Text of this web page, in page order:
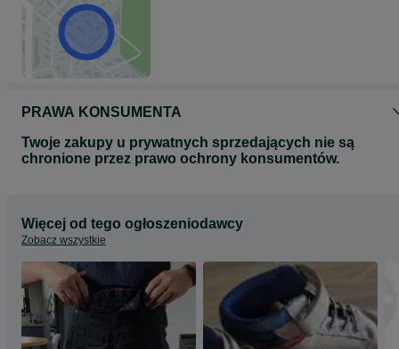
PRAWA KONSUMENTA
Twoje zakupy u prywatnych sprzedających nie są
chronione przez prawo ochrony konsumentów.
Więcej od tego ogłoszeniodawcy
Zobacz wszystkie